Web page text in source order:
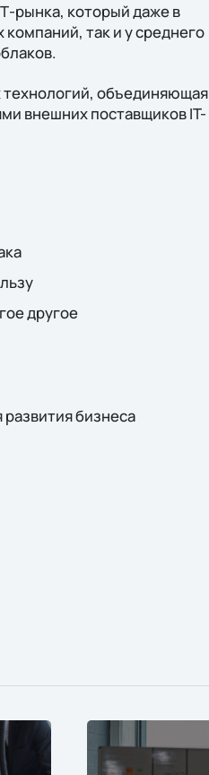
рынка, который даже в
так и у среднего
технологий, объединяющая
внешних поставщиков IT-
другое
бизнеса